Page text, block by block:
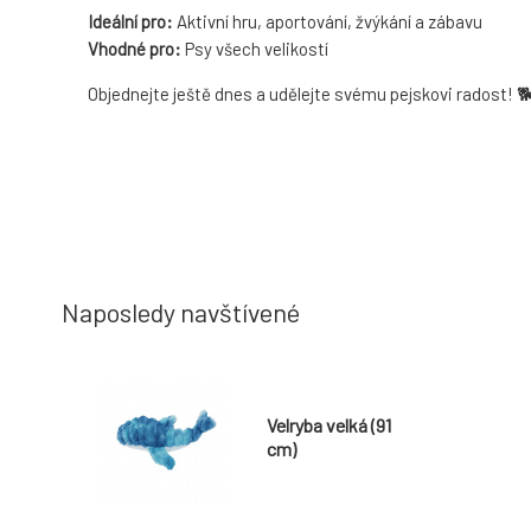
Ideální pro: Aktivní hru, aportování, žvýkání a zábavu
Vhodné pro: Psy všech velikostí
Objednejte ještě dnes a udělejte svému pejskovi radost!
Naposledy navštívené
Velryba velká (91
cm)